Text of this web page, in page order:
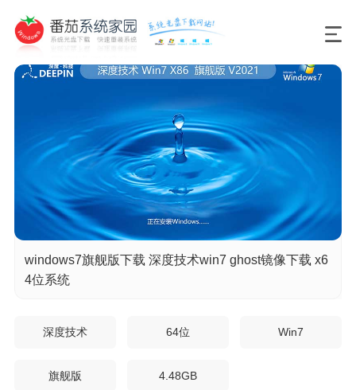
windows7旗舰版下载 深度技术win7 ghost镜像下载 x6
4位系统
深度技术 64位 Win7
旗舰版 4.48GB